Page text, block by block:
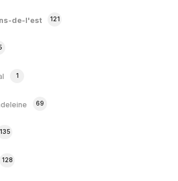
de-l'est 121
1
69
135
128